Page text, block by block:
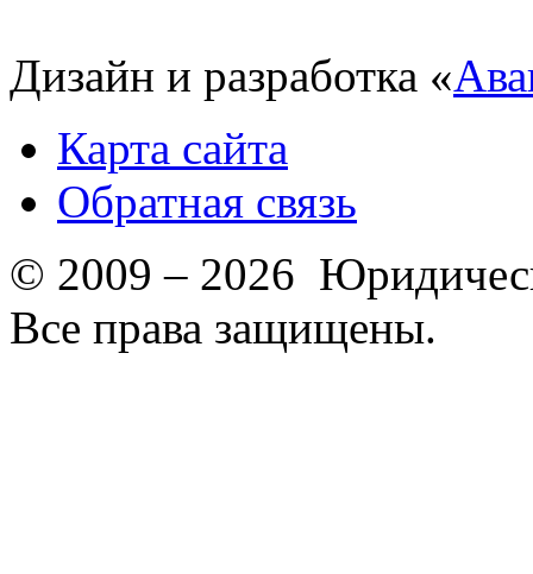
Дизайн и разработка «
Карта сайта
Обратная связь
© 2009 – 2026
Все права защищены.